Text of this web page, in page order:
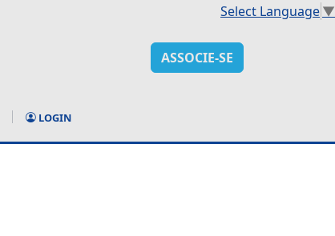
Select Language▼
ASSOCIE-SE
LOGIN